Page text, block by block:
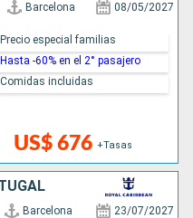
Barcelona 08/05/2027
US$ 676 +Tasas
Precio especial familias
Hasta -60% en el 2° pasajero
Comidas incluidas
Barcelona 23/07/2027